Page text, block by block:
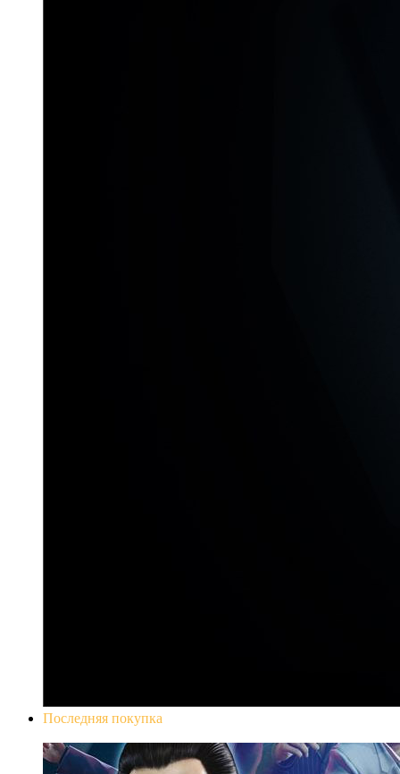
Последняя покупка